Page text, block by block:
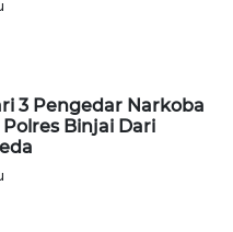
3 Pengedar Narkoba
Binjai Dari